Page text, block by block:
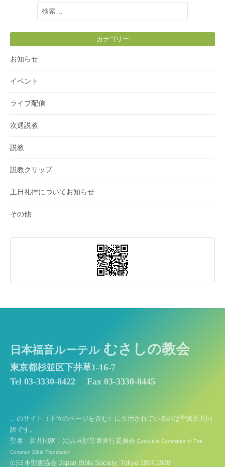
検
索:
カテゴリー
お知らせ
イベント
ライブ配信
次週説教
説教
説教クリップ
主日礼拝についてお知らせ
その他
日本福音ルーテル むさしの教会
東京都杉並区下井草1-16-7
Tel 03-3330-8422
Fax 03-3330-8445
このサイト（下位のページを含む）に引用されているのは聖書新共同
訳です。
聖書 新共同訳：(c)共同訳聖書実行委員会 Executive Committee of The
Common Bible Translation
(c)日本聖書協会 Japan Bible Society, Tokyo 1987,1988